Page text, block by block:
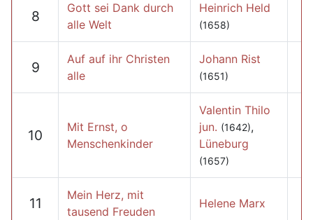
8
Gott sei Dank durch
alle Welt
Heinrich Held
(1658)
9
Auf auf ihr Christen
alle
Johann Rist
(1651)
10
Mit Ernst, o
Menschenkinder
Valentin Thilo
jun. (1642),
Lüneburg
(1657)
11
Mein Herz, mit
tausend Freuden
Helene Marx